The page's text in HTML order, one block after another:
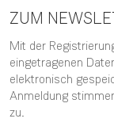
ZUM
Mit der
eingetragenen
elektronisch
Anmeldung
zu.